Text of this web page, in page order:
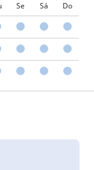
Se Sá Do